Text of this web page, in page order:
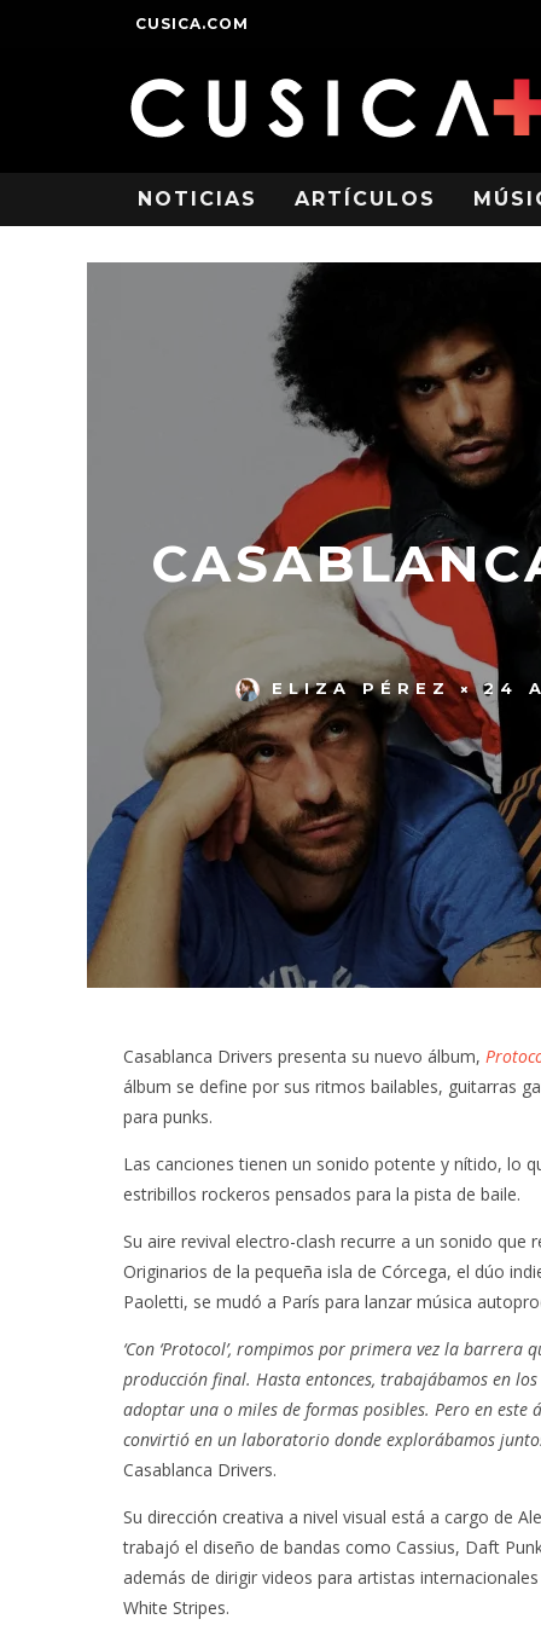
CUSICA.COM
NOTICIAS ARTÍCULOS
ELIZA PÉREZ 24
Casablanca Drivers presenta su nuevo álbum,
álbum se define por sus ritmos bailables, guitarras
para punks.
Las canciones tienen un sonido potente y nítido, lo
estribillos rockeros pensados para la pista de baile.
Su aire revival electro-clash recurre a un sonido
Originarios de la pequeña isla de Córcega, el dúo
Paoletti, se mudó a París para lanzar música
‘Con ‘Protocol’, rompimos por primera vez la
producción final. Hasta entonces, trabajábamos en
adoptar una o miles de formas posibles. Pero en este
convirtió en un laboratorio donde explorábamos
Casablanca Drivers.
Su dirección creativa a nivel visual está a cargo de
trabajó el diseño de bandas como Cassius, Daft
además de dirigir videos para artistas
White Stripes.